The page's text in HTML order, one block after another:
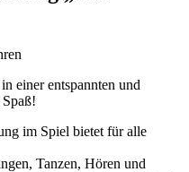
einer entspannten und
im Spiel bietet für alle
Tanzen, Hören und